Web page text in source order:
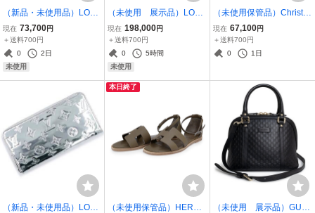
（新品・未使用品）LOUI
S VUITTON ルイ ヴィトン
M81535 オーガナイザー
ドゥ ポッシュ モノグラム
マカサー パープル カード
現在 73,700円
＋送料700円
0
2日
未使用
（未使用 展示品）LOUI
S VUITTON ルイ ヴィトン
N40003 ミック PM NM ダ
ミエグラフィット レザー
ブラック ショルダーバッ
現在 198,000円
＋送料700円
0
5時間
未使用
（未使用保管品）Christia
n Dior クリスチャンディ
オール KUK313CLD9003
7 CDロゴ レザースニーカ
現在 67,100円
＋送料700円
0
1日
（新品・未使用品）LOUI
本日終了
（未使用保管品）HERME
（未使用 展示品）GUC